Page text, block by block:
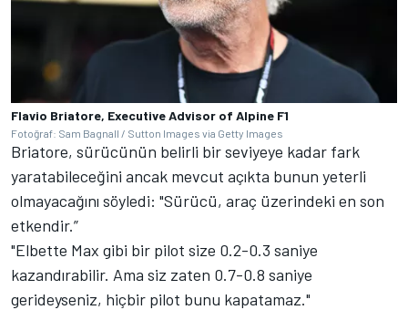
Flavio Briatore, Executive Advisor of Alpine F1
Fotoğraf: Sam Bagnall / Sutton Images via Getty Images
Briatore, sürücünün belirli bir seviyeye kadar fark
yaratabileceğini ancak mevcut açıkta bunun yeterli
olmayacağını söyledi: "Sürücü, araç üzerindeki en son
etkendir.”
"Elbette Max gibi bir pilot size 0.2-0.3 saniye
kazandırabilir. Ama siz zaten 0.7-0.8 saniye
gerideyseniz, hiçbir pilot bunu kapatamaz."